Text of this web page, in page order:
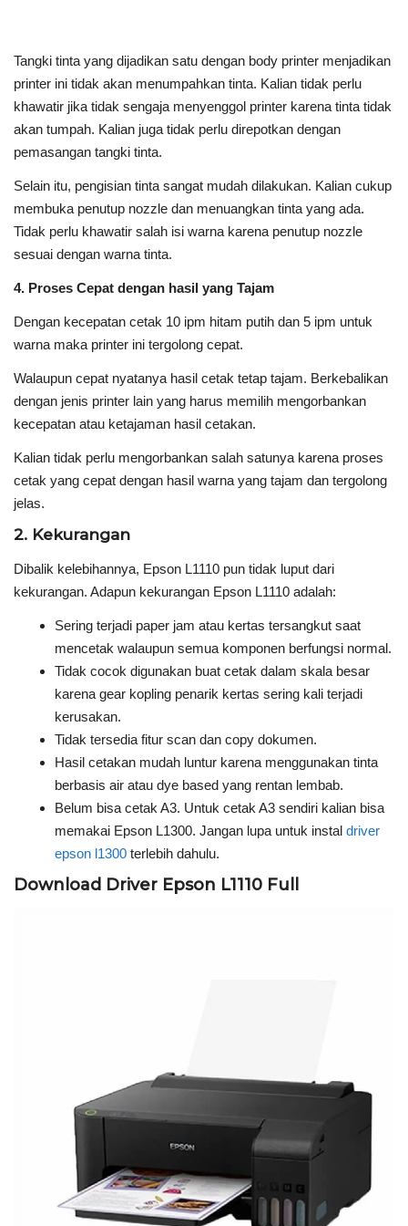
Tangki tinta yang dijadikan satu dengan body printer menjadikan
printer ini tidak akan menumpahkan tinta. Kalian tidak perlu
khawatir jika tidak sengaja menyenggol printer karena tinta tidak
akan tumpah. Kalian juga tidak perlu direpotkan dengan
pemasangan tangki tinta.
Selain itu, pengisian tinta sangat mudah dilakukan. Kalian cukup
membuka penutup nozzle dan menuangkan tinta yang ada.
Tidak perlu khawatir salah isi warna karena penutup nozzle
sesuai dengan warna tinta.
4. Proses Cepat dengan hasil yang Tajam
Dengan kecepatan cetak 10 ipm hitam putih dan 5 ipm untuk
warna maka printer ini tergolong cepat.
Walaupun cepat nyatanya hasil cetak tetap tajam. Berkebalikan
dengan jenis printer lain yang harus memilih mengorbankan
kecepatan atau ketajaman hasil cetakan.
Kalian tidak perlu mengorbankan salah satunya karena proses
cetak yang cepat dengan hasil warna yang tajam dan tergolong
jelas.
2. Kekurangan
Dibalik kelebihannya, Epson L1110 pun tidak luput dari
kekurangan. Adapun kekurangan Epson L1110 adalah:
Sering terjadi paper jam atau kertas tersangkut saat
mencetak walaupun semua komponen berfungsi normal.
Tidak cocok digunakan buat cetak dalam skala besar
karena gear kopling penarik kertas sering kali terjadi
kerusakan.
Tidak tersedia fitur scan dan copy dokumen.
Hasil cetakan mudah luntur karena menggunakan tinta
berbasis air atau dye based yang rentan lembab.
Belum bisa cetak A3. Untuk cetak A3 sendiri kalian bisa
memakai Epson L1300. Jangan lupa untuk instal driver
epson l1300 terlebih dahulu.
Download Driver Epson L1110 Full